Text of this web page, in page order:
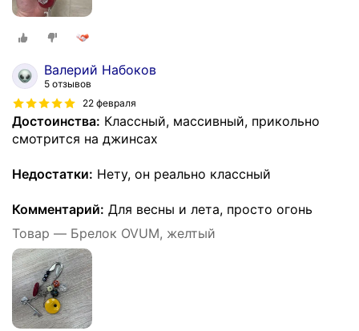
Валерий Набоков
5 отзывов
22 февраля
Достоинства: Классный, массивный, прикольно
смотрится на джинсах
Недостатки: Нету, он реально классный
Комментарий: Для весны и лета, просто огонь
Товар — Брелок OVUM, желтый